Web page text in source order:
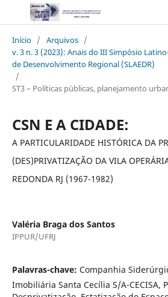
Início / Arquivos /
v. 3 n. 3 (2023): Anais do III Simpósio
de Desenvolvimento Regional (SLAEDR)
/
ST3 – Políticas públicas, planejamento
CSN E A CIDADE:
A PARTICULARIDADE HISTÓRICA DA
(DES)PRIVATIZAÇÃO DA VILA
REDONDA RJ (1967-1982)
Valéria Braga dos Santos
IPPUR/UFRJ
Palavras-chave: Companhia
Imobiliária Santa Cecília S/A-CECISA,